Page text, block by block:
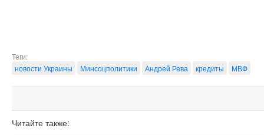
Теги:
новости Украины
Минсоцполитики Андрей Рева кредиты МВФ
Читайте также: